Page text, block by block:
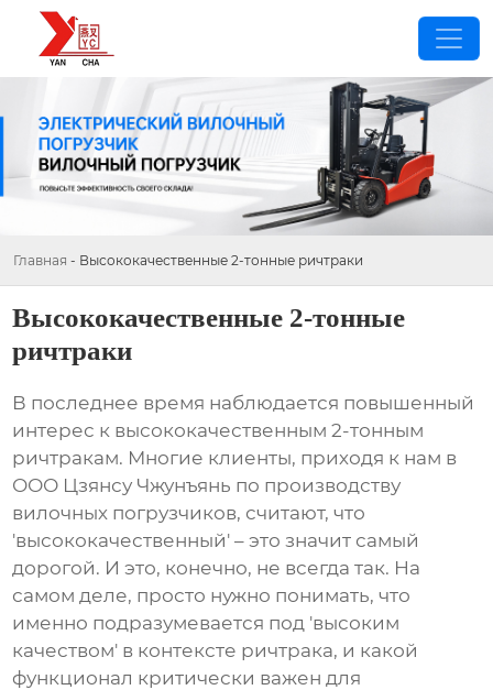
Главная - Высококачественные 2-тонные ричтраки
Высококачественные 2-тонные
ричтраки
В последнее время наблюдается повышенный
интерес к высококачественным 2-тонным
ричтракам. Многие клиенты, приходя к нам в
ООО Цзянсу Чжунъянь по производству
вилочных погрузчиков, считают, что
'высококачественный' – это значит самый
дорогой. И это, конечно, не всегда так. На
самом деле, просто нужно понимать, что
именно подразумевается под 'высоким
качеством' в контексте ричтрака, и какой
функционал критически важен для